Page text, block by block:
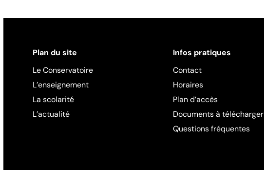
Plan du site
Le Conservatoire
L’enseignement
La scolarité
L’actualité
Infos pratiques
Contact
Horaires
Plan d’accès
Documents à télécharger
Questions fréquentes